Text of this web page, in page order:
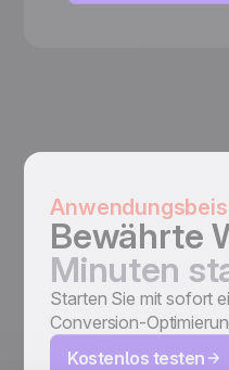
Bewährte
Minuten
Starten Sie mit sofort
Conversion-
Kostenlos testen